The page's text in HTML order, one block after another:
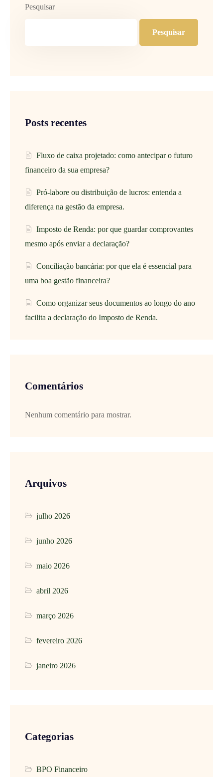
Pesquisar
Pesquisar
Posts recentes
Fluxo de caixa projetado: como antecipar o futuro
financeiro da sua empresa?
Pró-labore ou distribuição de lucros: entenda a
diferença na gestão da empresa.
Imposto de Renda: por que guardar comprovantes
mesmo após enviar a declaração?
Conciliação bancária: por que ela é essencial para
uma boa gestão financeira?
Como organizar seus documentos ao longo do ano
facilita a declaração do Imposto de Renda.
Comentários
Nenhum comentário para mostrar.
Arquivos
julho 2026
junho 2026
maio 2026
abril 2026
março 2026
fevereiro 2026
janeiro 2026
Categorias
BPO Financeiro